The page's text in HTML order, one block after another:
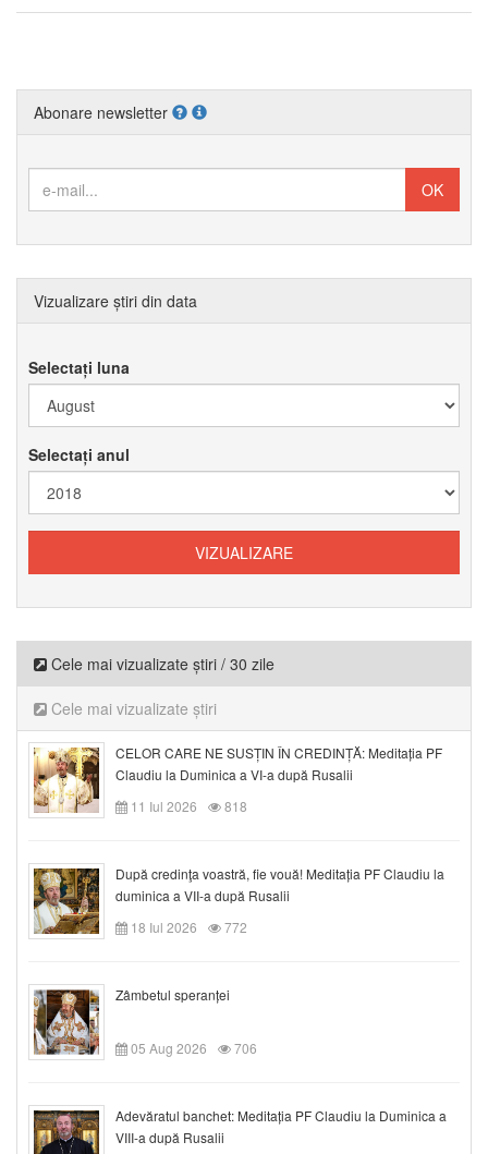
Abonare newsletter
Vizualizare știri din data
Selectați luna
Selectați anul
Cele mai vizualizate știri / 30 zile
Cele mai vizualizate știri
CELOR CARE NE SUSȚIN ÎN CREDINȚĂ: Meditația PF
Claudiu la Duminica a VI-a după Rusalii
11 Iul 2026
818
După credinţa voastră, fie vouă! Meditația PF Claudiu la
duminica a VII-a după Rusalii
18 Iul 2026
772
Zâmbetul speranței
05 Aug 2026 706
Adevăratul banchet: Meditația PF Claudiu la Duminica a
VIII-a după Rusalii